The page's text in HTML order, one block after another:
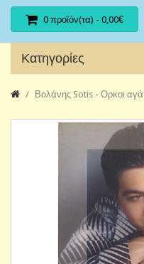
0 προϊόν(τα) - 0,00€
Κατηγορίες
Βολάνης Sotis - Ορκοι